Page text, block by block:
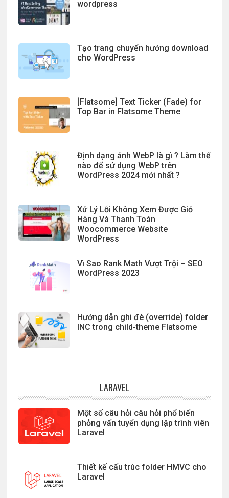
wordpress
Tạo trang chuyển hướng download
cho WordPress
[Flatsome] Text Ticker (Fade) for
Top Bar in Flatsome Theme
Định dạng ảnh WebP là gì ? Làm thế
nào để sử dụng WebP trên
WordPress 2024 mới nhất ?
Xử Lý Lỗi Không Xem Được Giỏ
Hàng Và Thanh Toán
Woocommerce Website
WordPress
Vì Sao Rank Math Vượt Trội – SEO
WordPress 2023
Hướng dẫn ghi đè (override) folder
INC trong child-theme Flatsome
LARAVEL
Một số câu hỏi câu hỏi phổ biến
phỏng vấn tuyển dụng lập trình viên
Laravel
Thiết kế cấu trúc folder HMVC cho
Laravel